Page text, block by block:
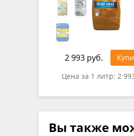
2 993 руб.
Цена за 1 литр: 2
Вы также